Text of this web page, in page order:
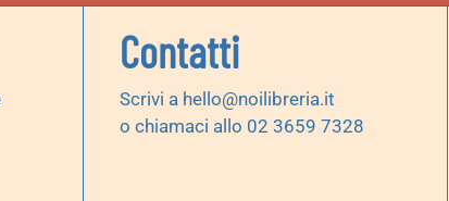
Contatti
Scrivi a hello@noilibreria.it
o chiamaci allo 02 3659 7328